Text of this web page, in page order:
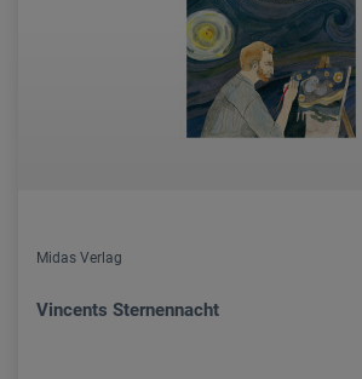
Midas Verlag
Vincents Sternennacht